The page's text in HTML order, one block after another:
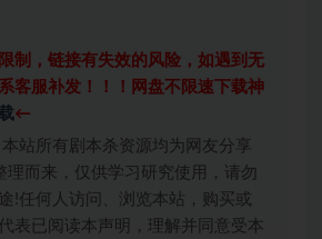
制，链接有失效的风险，如遇到无
客服补发！！！网盘不限速下载神
←
本站所有剧本杀资源均为网友分享
理而来，仅供学习研究使用，请勿
!任何人访问、浏览本站，购买或
表已阅读本声明，理解并同意受本